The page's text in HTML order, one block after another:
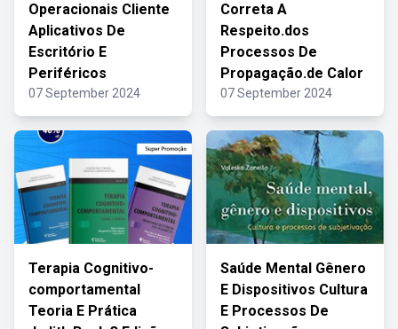
Operacionais Cliente
Aplicativos De
Escritório E
Periféricos
07 September 2024
Correta A
Respeito.dos
Processos De
Propagação.de Calor
07 September 2024
Terapia Cognitivo-
comportamental
Teoria E Prática
Saúde Mental Gênero
E Dispositivos Cultura
E Processos De